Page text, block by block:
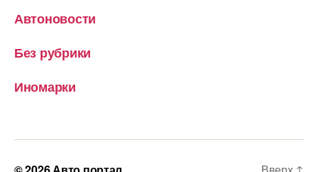
Автоновости
Без рубрики
Иномарки